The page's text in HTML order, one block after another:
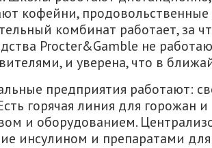
кофейни,
комбинат работает, за
Procter&Gamble не
и уверена, что в
предприятия работают:
горячая линия для
и оборудованием.
инсулином и препаратами